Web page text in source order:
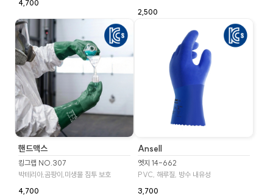
4,700
2,500
핸드맥스
킹그랩 NO.307
박테리아,곰팡이,미생물 침투 보호
4,700
Ansell
엣지 14-662
PVC, 해루질, 방수 내유성
3,700